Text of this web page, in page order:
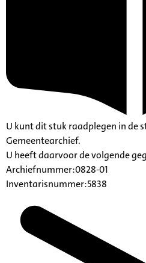
U kunt dit stuk raadplegen in de
Gemeentearchief.
U heeft daarvoor de volgende
Archiefnummer:0828-01
Inventarisnummer:5838